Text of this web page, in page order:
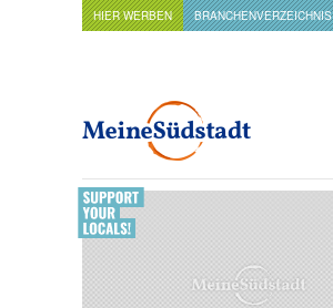
HIER WERBEN BRANCHENVERZEICHNIS